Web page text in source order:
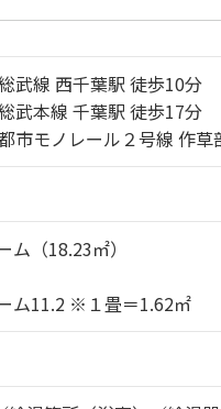
武線 西千葉駅 徒歩10分
武本線 千葉駅 徒歩17分
市モノレール２号線 作草
ム（18.23㎡）
ム11.2 ※１畳＝1.62㎡